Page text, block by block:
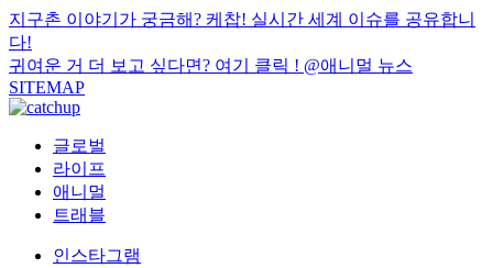
지구촌 이야기가 궁금해? 케찹! 실시간 세계 이슈를 공유합니
다!
귀여운 거 더 보고 싶다면? 여기 클릭 ! @애니멀 뉴스
SITEMAP
글로벌
라이프
애니멀
트래블
인스타그램